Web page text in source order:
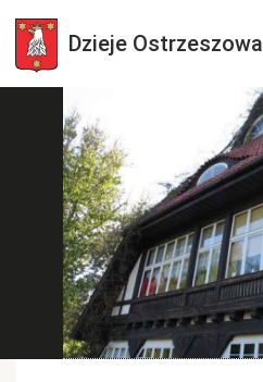
Dzieje Ostrzeszowa
Wszystkie zdjęcia
Kategorie zdjęć
Zaloguj się
+ Dodaj zdjęcia